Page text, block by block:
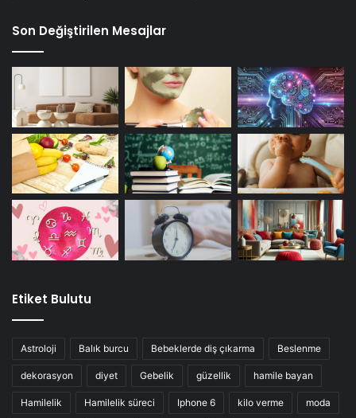
Son Değiştirilen Mesajlar
Etiket Bulutu
Astroloji Balık burcu Bebeklerde diş çıkarma Beslenme
dekorasyon diyet Gebelik güzellik hamile bayan
Hamilelik Hamilelik süreci Iphone 6 kilo verme moda